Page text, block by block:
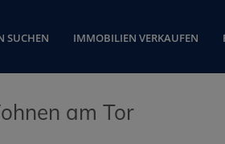
SUCHEN IMMOBILIEN VERKAUFEN
am Tor